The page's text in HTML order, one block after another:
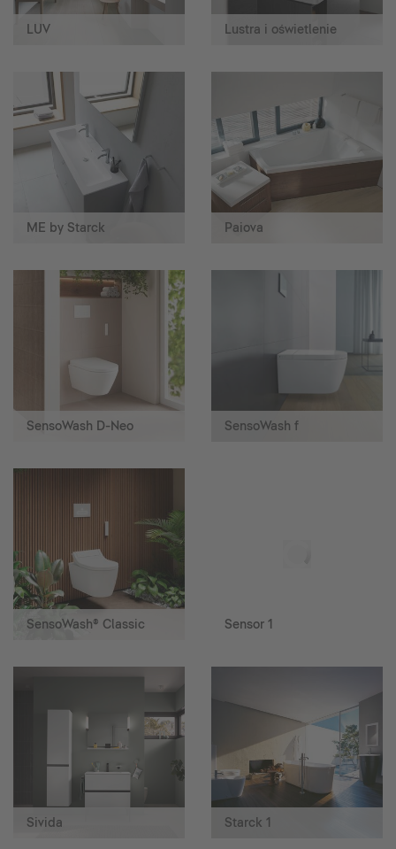
LUV Lustra i oświetlenie
ME by Starck Paiova
SensoWash D-Neo SensoWash f
SensoWash® Classic Sensor 1
Sivida Starck 1